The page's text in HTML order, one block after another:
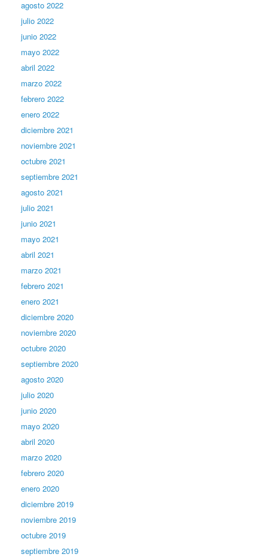
agosto 2022
julio 2022
junio 2022
mayo 2022
abril 2022
marzo 2022
febrero 2022
enero 2022
diciembre 2021
noviembre 2021
octubre 2021
septiembre 2021
agosto 2021
julio 2021
junio 2021
mayo 2021
abril 2021
marzo 2021
febrero 2021
enero 2021
diciembre 2020
noviembre 2020
octubre 2020
septiembre 2020
agosto 2020
julio 2020
junio 2020
mayo 2020
abril 2020
marzo 2020
febrero 2020
enero 2020
diciembre 2019
noviembre 2019
octubre 2019
septiembre 2019